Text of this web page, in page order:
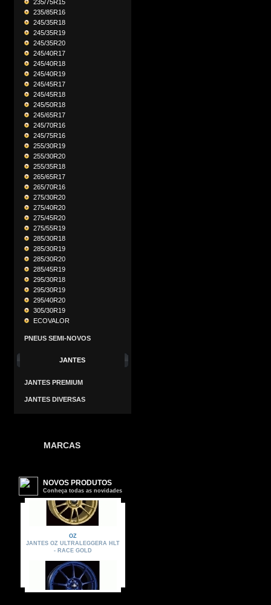
235/75R15
235/85R16
245/35R18
245/35R19
245/35R20
245/40R17
245/40R18
245/40R19
245/45R17
245/45R18
245/50R18
245/65R17
245/70R16
245/75R16
255/30R19
255/30R20
255/35R18
265/65R17
265/70R16
275/30R20
275/40R20
275/45R20
275/55R19
285/30R18
285/30R19
285/30R20
285/45R19
295/30R18
295/30R19
295/40R20
305/30R19
ECOVALOR
PNEUS SEMI-NOVOS
JANTES
JANTES PREMIUM
JANTES DIVERSAS
MARCAS